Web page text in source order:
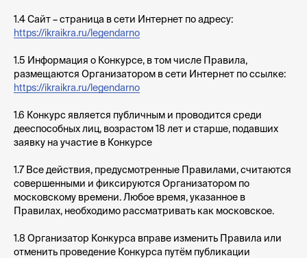
1.4 Сайт – страница в сети Интернет по адресу:
https://ikraikra.ru/legendarno
1.5 Информация о Конкурсе, в том числе Правила,
размещаются Организатором в сети Интернет по ссылке:
https://ikraikra.ru/legendarno
1.6 Конкурс является публичным и проводится среди
дееспособных лиц, возрастом 18 лет и старше, подавших
заявку на участие в Конкурсе
1.7 Все действия, предусмотренные Правилами, считаются
совершенными и фиксируются Организатором по
московскому времени. Любое время, указанное в
Правилах, необходимо рассматривать как московское.
1.8 Организатор Конкурса вправе изменить Правила или
отменить проведение Конкурса путём публикации